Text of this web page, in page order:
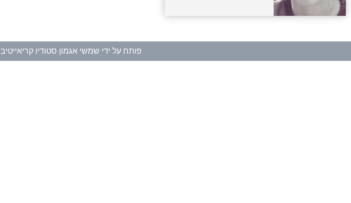
פותח על ידי שמשי אגמון סטודיו קריאייטיב